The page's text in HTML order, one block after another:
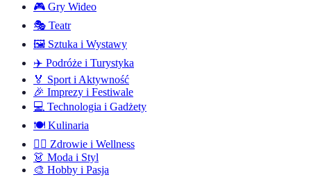
🎮 Gry Wideo
🎭 Teatr
🖼️ Sztuka i Wystawy
✈️ Podróże i Turystyka
🏅 Sport i Aktywność
🎉 Imprezy i Festiwale
💻 Technologia i Gadżety
🍽️ Kulinaria
🧘‍♂️ Zdrowie i Wellness
👗 Moda i Styl
🎨 Hobby i Pasja